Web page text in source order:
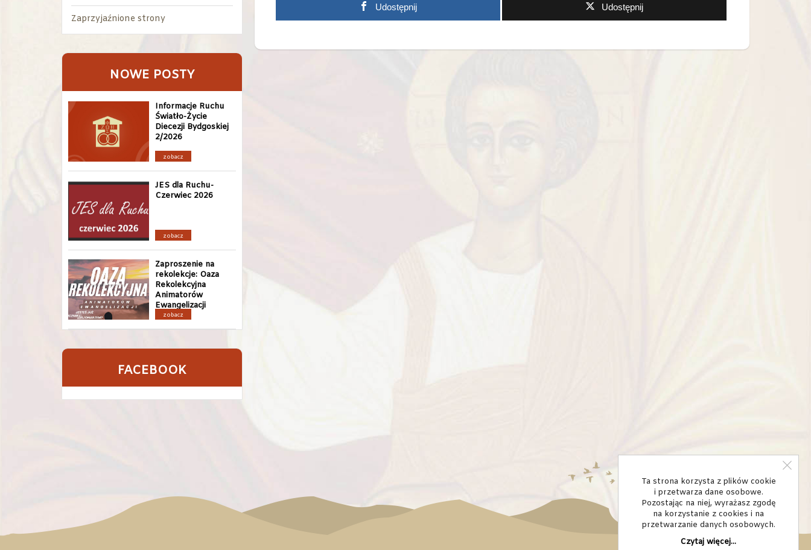
Ta strona korzysta z plików cookie
i przetwarza dane osobowe.
Pozostając na niej, wyrażasz zgodę
na korzystanie z cookies i na
przetwarzanie danych osobowych.
Czytaj więcej...
Udostępnij Udostępnij
Zaprzyjaźnione strony
NOWE POSTY
Informacje Ruchu
Światło-Życie
Diecezji Bydgoskiej
2/2026
zobacz
JES dla Ruchu-
Czerwiec 2026
zobacz
Zaproszenie na
rekolekcje: Oaza
Rekolekcyjna
Animatorów
Ewangelizacji
zobacz
FACEBOOK